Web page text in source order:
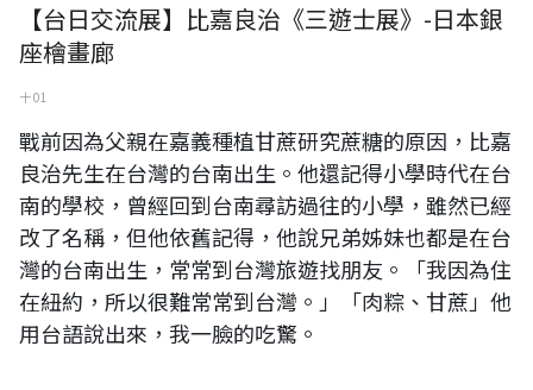
【台日交流展】比嘉良治《三遊士展》-日本銀
座檜畫廊
十 01
戰前因為父親在嘉義種植甘蔗研究蔗糖的原因，比嘉
良治先生在台灣的台南出生。他還記得小學時代在台
南的學校，曾經回到台南尋訪過往的小學，雖然已經
改了名稱，但他依舊記得，他說兄弟姊妹也都是在台
灣的台南出生，常常到台灣旅遊找朋友。「我因為住
在紐約，所以很難常常到台灣。」「肉粽、甘蔗」他
用台語說出來，我一臉的吃驚。